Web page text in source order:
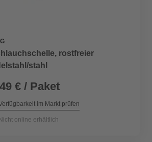
rostfreier
stahl
€ / Paket
im Markt prüfen
online erhältlich